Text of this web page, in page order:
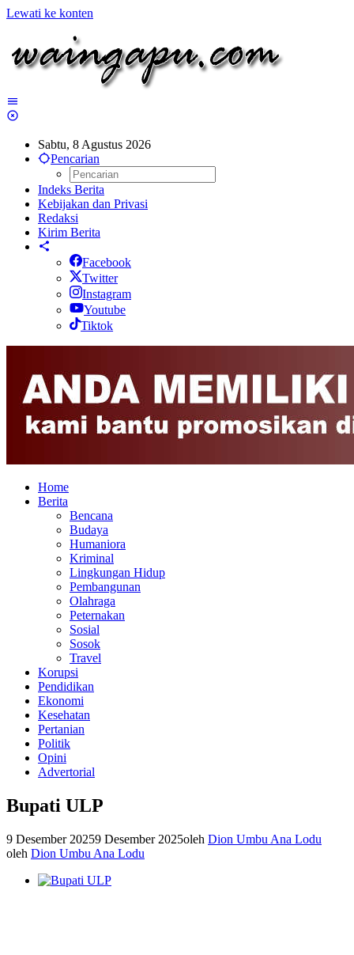
Lewati ke konten
Sabtu, 8 Agustus 2026
Pencarian
Indeks Berita
Kebijakan dan Privasi
Redaksi
Kirim Berita
Facebook
Twitter
Instagram
Youtube
Tiktok
Home
Berita
Bencana
Budaya
Humaniora
Kriminal
Lingkungan Hidup
Pembangunan
Olahraga
Peternakan
Sosial
Sosok
Travel
Korupsi
Pendidikan
Ekonomi
Kesehatan
Pertanian
Politik
Opini
Advertorial
Bupati ULP
9 Desember 20259 Desember 2025oleh Dion Umbu Ana Lodu
oleh Dion Umbu Ana Lodu